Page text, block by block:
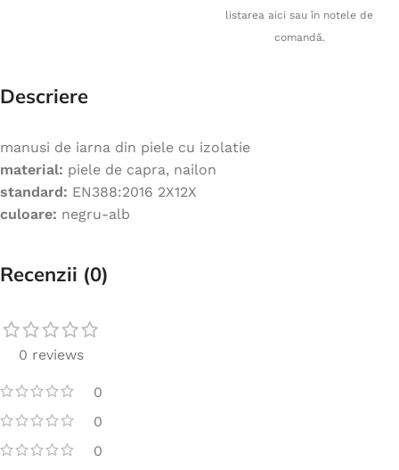
listarea aici sau în notele de
comandă.
Descriere
manusi de iarna din piele cu izolatie
material: piele de capra, nailon
standard: EN388:2016 2X12X
culoare: negru-alb
Recenzii (0)
0 reviews
0
0
0